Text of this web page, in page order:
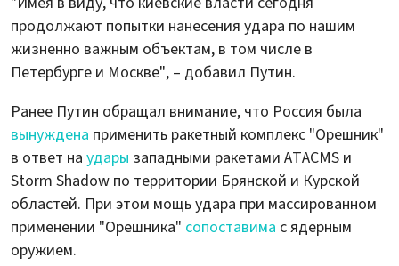
продолжают попытки нанесения удара по нашим
жизненно важным объектам, в том числе в
Петербурге и Москве", – добавил Путин.
Ранее Путин обращал внимание, что Россия была
вынуждена применить ракетный комплекс "Орешник"
в ответ на удары западными ракетами ATACMS и
Storm Shadow по территории Брянской и Курской
областей. При этом мощь удара при массированном
применении "Орешника" сопоставима с ядерным
оружием.